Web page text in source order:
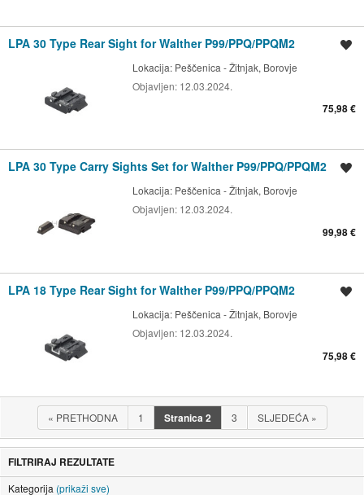
LPA 30 Type Rear Sight for Walther P99/PPQ/PPQM2
Lokacija: Peščenica - Žitnjak, Borovje
Objavljen: 12.03.2024.
75,98 €
LPA 30 Type Carry Sights Set for Walther P99/PPQ/PPQM2
Lokacija: Peščenica - Žitnjak, Borovje
Objavljen: 12.03.2024.
99,98 €
LPA 18 Type Rear Sight for Walther P99/PPQ/PPQM2
Lokacija: Peščenica - Žitnjak, Borovje
Objavljen: 12.03.2024.
75,98 €
« PRETHODNA 1 Stranica2 3 SLJEDEĆA »
FILTRIRAJ REZULTATE
Kategorija (prikaži sve)